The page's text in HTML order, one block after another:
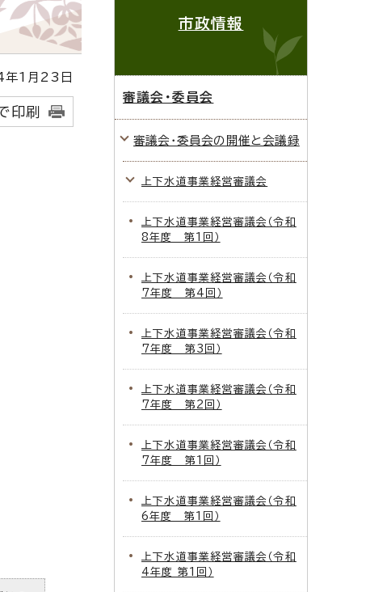
1月23日
印刷
市政情報
審議会・委員会
審議会・委員会の開催と会議録
上下水道事業経営審議会
上下水道事業経営審議会（令和
8年度 第1回）
上下水道事業経営審議会（令和
7年度 第4回）
上下水道事業経営審議会（令和
7年度 第3回）
上下水道事業経営審議会（令和
7年度 第2回）
上下水道事業経営審議会（令和
7年度 第1回）
上下水道事業経営審議会（令和
6年度 第1回）
上下水道事業経営審議会（令和
4年度 第1回）